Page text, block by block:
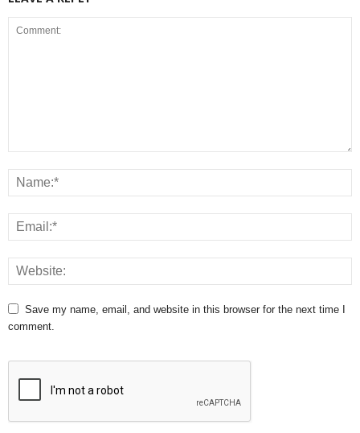
Save my name, email, and website in this browser for the next time I
comment.